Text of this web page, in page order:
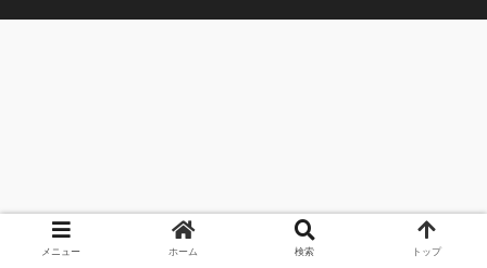
メニュー ホーム 検索 トップ